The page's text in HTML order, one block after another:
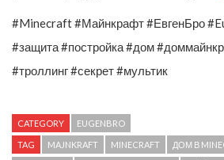
#Minecraft #Майнкрафт #ЕвгенБро
#защита #постройка #дом
#троллинг #секрет #мультик
CATEGORY EUGENBRO
TAG MAJNKRAFT MINECRAFT ДОМ В